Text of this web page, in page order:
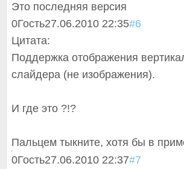
Это последняя версия
0Гость27.06.2010 22:35#6
Цитата:
Поддержка отображения
слайдера (не изображения).
И где это ?!?
Пальцем тыкните, хотя бы в
0Гость27.06.2010 22:37#7